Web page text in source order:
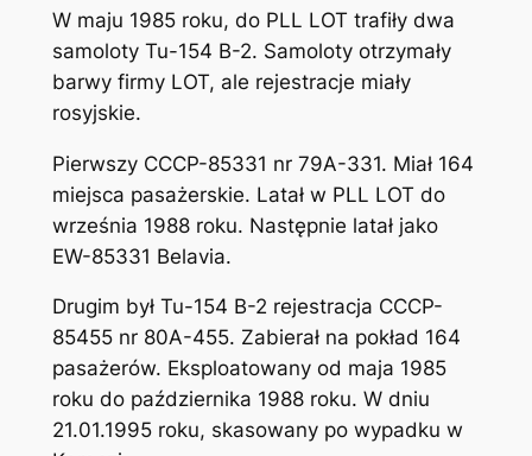
W maju 1985 roku, do PLL LOT trafiły dwa
samoloty Tu-154 B-2. Samoloty otrzymały
barwy firmy LOT, ale rejestracje miały
rosyjskie.
Pierwszy CCCP-85331 nr 79A-331. Miał 164
miejsca pasażerskie. Latał w PLL LOT do
września 1988 roku. Następnie latał jako
EW-85331 Belavia.
Drugim był Tu-154 B-2 rejestracja CCCP-
85455 nr 80A-455. Zabierał na pokład 164
pasażerów. Eksploatowany od maja 1985
roku do października 1988 roku. W dniu
21.01.1995 roku, skasowany po wypadku w